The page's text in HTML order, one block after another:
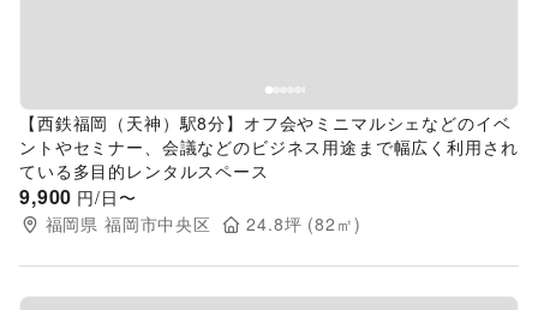
【西鉄福岡（天神）駅8分】オフ会やミニマルシェなどのイベ
ントやセミナー、会議などのビジネス用途まで幅広く利用され
ている多目的レンタルスペース
9,900 円/日〜
福岡県 福岡市中央区 24.8坪 (82 ㎡)